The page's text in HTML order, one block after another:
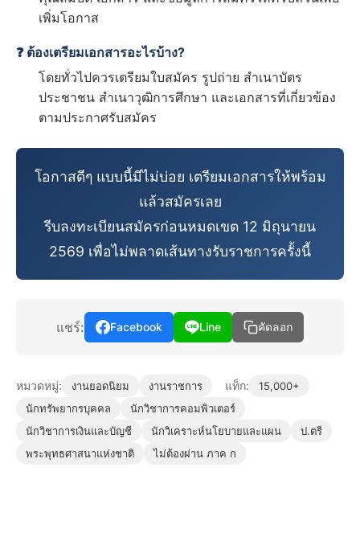
เพิ่มโอกาส
❓ ต้องเตรียมเอกสารอะไรบ้าง?
โดยทั่วไปควรเตรียมใบสมัคร รูปถ่าย สำเนาบัตร
ประชาชน สำเนาวุฒิการศึกษา และเอกสารที่เกี่ยวข้อง
ตามประกาศรับสมัคร
โอกาสดีๆ แบบนี้มีไม่บ่อย เตรียมเอกสารให้พร้อม
แล้วสมัครเลย
รีบลงทะเบียนสมัครก่อนหมดเขต 12 มิถุนายน
2569 เพื่อไม่พลาดเส้นทางรับราชการครั้งนี้
แชร์: Facebook Line คัดลอก
หมวดหมู่: งานยอดนิยม งานราชการ แท็ก:
15,000+
นักทรัพยากรบุคคล
นักวิชาการคอมพิวเตอร์
นักวิชาการเงินและบัญชี
นักวิเคราะห์นโยบายและแผน
ป.ตรี
พระพุทธศาสนาแห่งชาติ
ไม่ต้องผ่าน ภาค ก